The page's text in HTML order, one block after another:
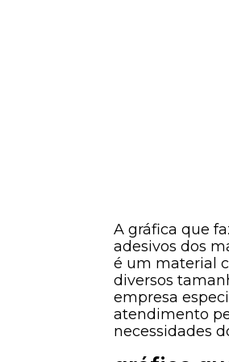
A gráfica que
adesivos dos
é um material
diversos
empresa
atendimento
necessidades